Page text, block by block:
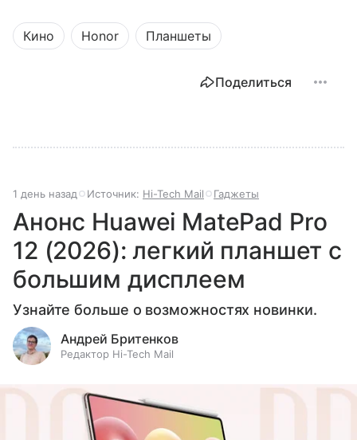
Кино Honor Планшеты
Поделиться
1 день назад Источник: Hi-Tech Mail Гаджеты
Анонс Huawei MatePad Pro
12 (2026): легкий планшет с
большим дисплеем
Узнайте больше о возможностях новинки.
Андрей Бритенков
Редактор Hi-Tech Mail